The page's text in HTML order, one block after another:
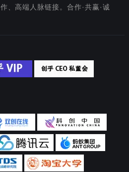
、高端人脉链接。合作·共赢·诚